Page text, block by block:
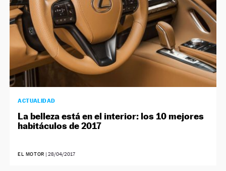
ACTUALIDAD
La belleza está en el interior: los 10 mejores
habitáculos de 2017
EL MOTOR |28/04/2017